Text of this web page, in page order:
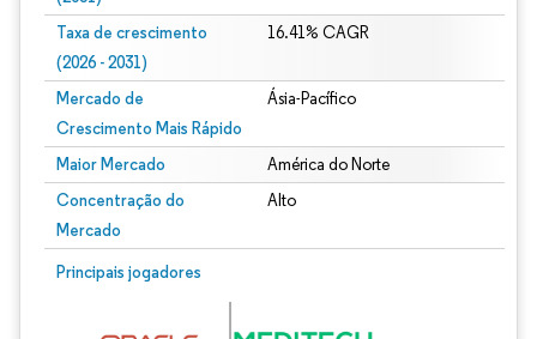
Taxa de crescimento
(2026 - 2031)
16.41% CAGR
Mercado de
Crescimento Mais Rápido
Ásia-Pacífico
Maior Mercado América do Norte
Concentração do
Mercado
Alto
Principais jogadores
Imagem © Mordor Intelligence. O reuso requer atribuição conforme CC BY 4.0.